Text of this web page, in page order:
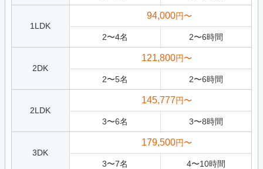
1LDK
94,000円〜
2〜4名 2〜6時間
2DK
121,800円〜
2〜5名 2〜6時間
2LDK
145,777円〜
3〜6名 3〜8時間
3DK
179,500円〜
3〜7名 4〜10時間